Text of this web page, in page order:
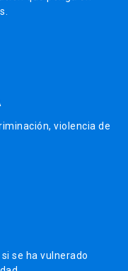
violencia de
se ha vulnerado